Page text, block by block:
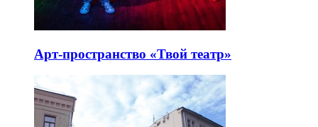
Арт-пространство «Твой театр»